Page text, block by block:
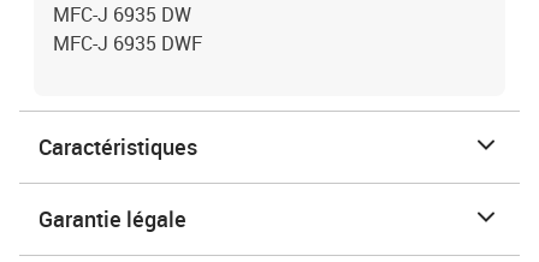
MFC-J 6935 DW
MFC-J 6935 DWF
Caractéristiques
Garantie légale